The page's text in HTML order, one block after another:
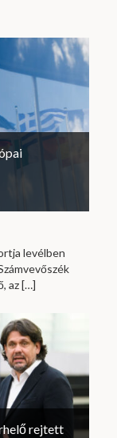
levélben
az[…]
rejtett